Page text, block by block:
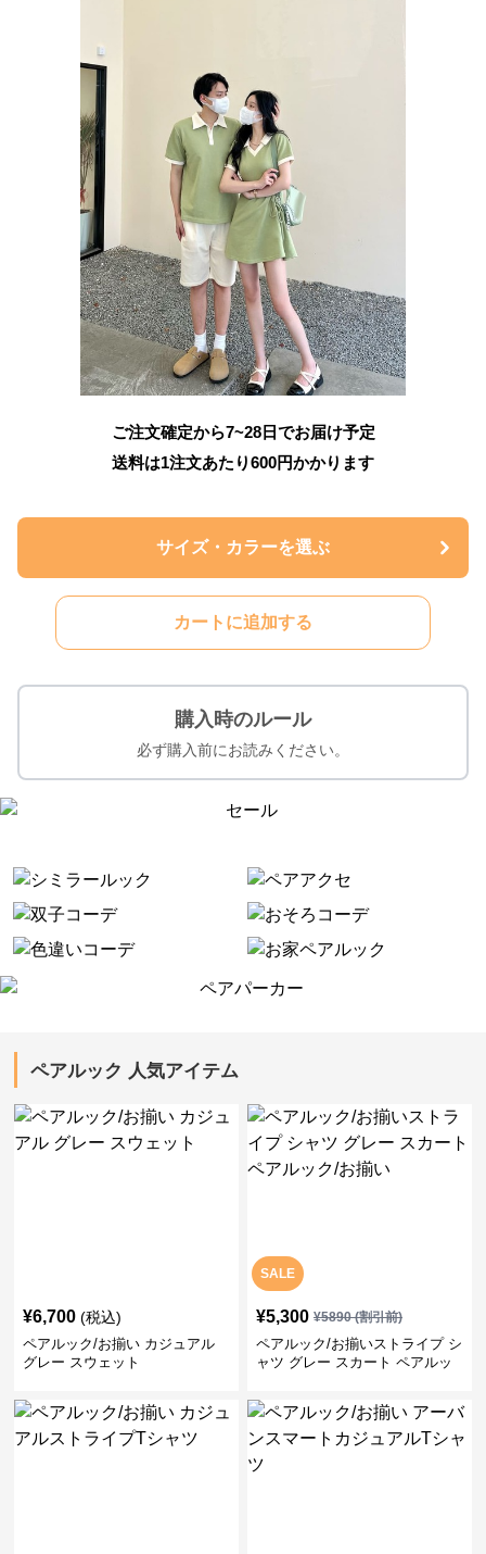
ご注文確定から7~28日でお届け予定
送料は1注文あたり600円かかります
サイズ・カラーを選ぶ
カートに追加する
購入時のルール
必ず購入前にお読みください。
ペアルック 人気アイテム
¥6,700 (税込)
ペアルック/お揃い カジュアル
グレー スウェット
SALE
¥5,300 ¥5890(割引前)
ペアルック/お揃いストライプ シ
ャツ グレー スカート ペアルッ